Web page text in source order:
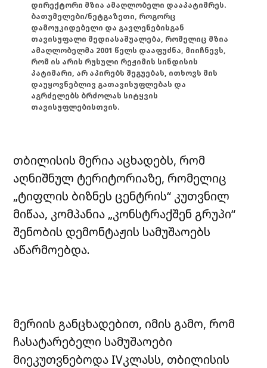
დირექტორი მზია ამაღლობელი დააპატიმრეს.
ბათუმელები/ნეტგაზეთი, როგორც
დამოუკიდებელი და გავლენებისგან
თავისუფალი მედიასაშუალება, რომელიც მზია
ამაღლობელმა 2001 წელს დააფუძნა, მიიჩნევს,
რომ ის არის რუსული რეჟიმის სინდისის
პატიმარი, არ აპირებს შეგუებას, ითხოვს მის
დაუყოვნებლივ გათავისუფლებას და
აგრძელებს ბრძოლას სიტყვის
თავისუფლებისთვის.
თბილისის მერია აცხადებს, რომ
აღნიშნულ ტერიტორიაზე, რომელიც
„ტიფლის ბიზნეს ცენტრის“ კუთვნილ
მიწაა, კომპანია „კონსტრაქშენ გრუპი“
შენობის დემონტაჟის სამუშაოებს
აწარმოებდა.
მერიის განცხადებით, იმის გამო, რომ
ჩასატარებელი სამუშაოები
მიეკუთვნებოდა IVკლასს, თბილისის